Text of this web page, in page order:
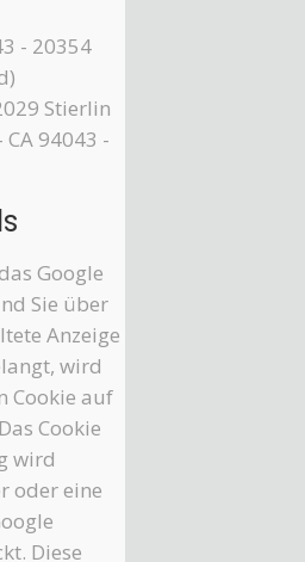
- 20354
Stierlin
94043 -
Google
Sie über
Anzeige
wird
Cookie auf
Cookie
wird
oder eine
Diese